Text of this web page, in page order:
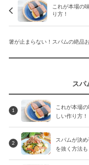
これが本場の
り方！
箸が止まらない！スパムの絶品
スパ
1
これが本場
しい作り方！
2
スパムが決
を抜く方法も